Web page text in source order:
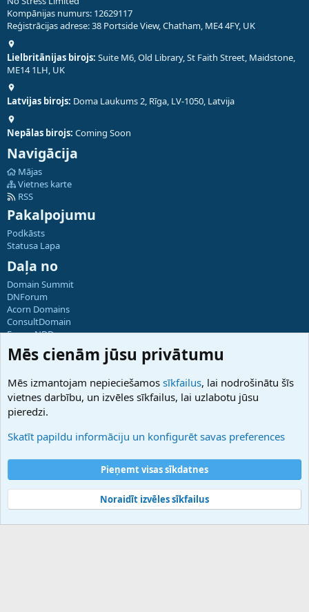
Kompānijas numurs: 12629117
Reģistrācijas adrese: 38 Portside View, Chatham, ME4 4FY, UK
Lielbritānijas birojs: Suite M6, Old Library, St Faith Street, Maidstone,
ME14 1LH, UK
Latvijas birojs: Doma Laukums 2, Rīga, LV-1050, Latvija
Nepālas birojs: Coming Soon
Navigācija
Mājas
Vietnes karte
RSS
Pakalpojumu
Podkāsts
Statusa Lapa
Daļa no
Domain Summit
DNForum
Acorn Domains
ConsultDomain
ForumNDD
Domainforum.ro
27.be
Hostmaria
Atbalsts
Palīdzība
Noteikumi un nosacījumi
Privātuma politika
Community platform by XenForo® © 2010-2025 XenForo Ltd.
Mēs cienām jūsu privātumu
Mēs izmantojam nepieciešamos sīkfailus, lai nodrošinātu šīs
vietnes darbību, un izvēles sīkfailus, lai uzlabotu jūsu
pieredzi.
Skatīt papildu informāciju un konfigurēt savas preferences
Pieņemt visas sīkdatnes
Noraidīt izvēles sīkfailus